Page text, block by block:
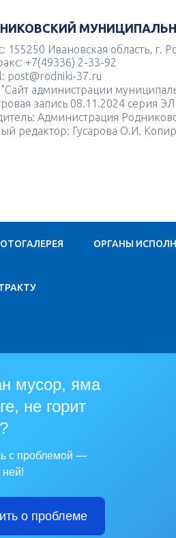
155250 Ивановская область, г.
+7(49336) 2-33-92
post@rodniki-37.ru
администрации
запись 08.11.2024 серия
Администрация
редактор: Гусарова О.И.
ОРГАНЫ
мусор, яма
не горит
с проблемой —
о проблеме